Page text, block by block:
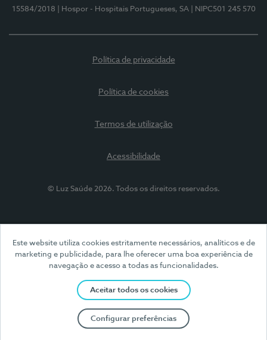
Este website utiliza cookies estritamente necessários, analíticos e de
marketing e publicidade, para lhe oferecer uma boa experiência de
navegação e acesso a todas as funcionalidades.
Aceitar todos os cookies
Configurar preferências
15584/2018
| Hospor - Hospitais Portugueses, SA | NIPC501 245 570
Política de privacidade
Política de cookies
Termos de utilização
Acessibilidade
© Luz Saúde 2026. Todos os direitos reservados.